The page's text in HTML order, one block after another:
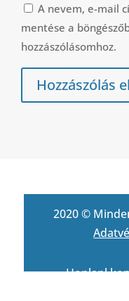
A nevem, e-mail
mentése a
hozzászólásomhoz.
Hozzászólás
2020 ©
Honlapl